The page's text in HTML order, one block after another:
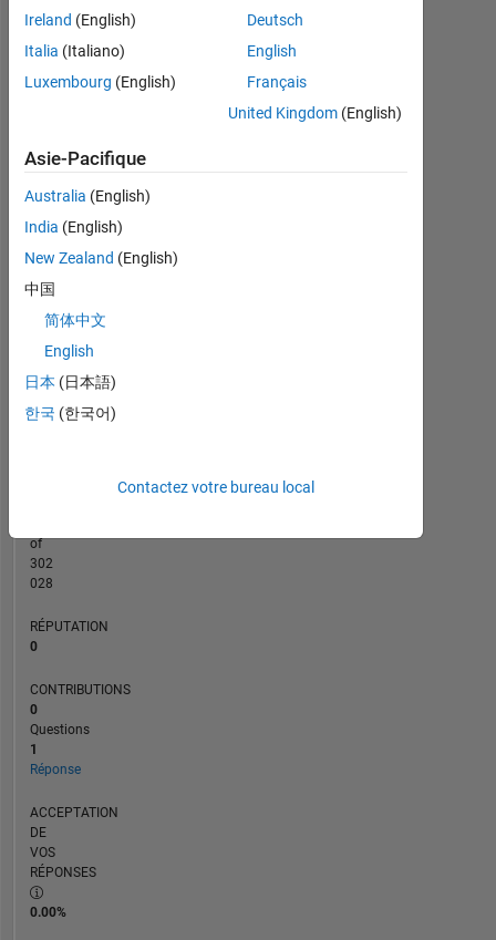
Tableau de bord
Statistiques
CONTRIBUTIONS L
-2
-1
1
2
3
04/17
04/18
04/19
04/20
04/22
04/23
04/24
04/26
06/18
08/19
10/20
12/21
02/23
06/25
of
302
028
RÉPUTATION
0
CONTRIBUTIONS
0
Questions
1
Réponse
ACCEPTATION
DE
VOS
RÉPONSES
0.00%
Ireland (English)
Italia (Italiano)
Luxembourg (English)
Deutsch
English
Français
United Kingdom(English)
Asie-Pacifique
Australia (English)
India (English)
New Zealand (English)
中国
简体中文
English
日本 (日本語)
한국 (한국어)
Contactez votre bureau local